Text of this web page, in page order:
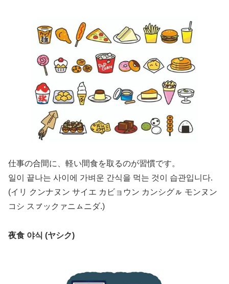
仕事の合間に、軽い間食を取るのが習慣です。
일이 끝나는 사이에 가벼운 간식을 먹는 것이 습관입니다.
(イリ クンナヌン サイエ カビョウン カンシグㇽ モンヌン
コシ スㇷ゚ックァニㇺニダ.)
夜食 야식 (ヤシク)